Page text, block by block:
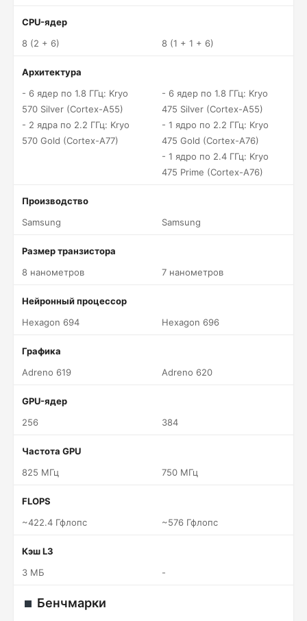
CPU-ядер
8 (2 + 6)
8 (1 + 1 + 6)
Архитектура
- 6 ядер по 1.8 ГГц: Kryo
570 Silver (Cortex-A55)
- 2 ядра по 2.2 ГГц: Kryo
570 Gold (Cortex-A77)
- 6 ядер по 1.8 ГГц: Kryo
475 Silver (Cortex-A55)
- 1 ядро по 2.2 ГГц: Kryo
475 Gold (Cortex-A76)
- 1 ядро по 2.4 ГГц: Kryo
475 Prime (Cortex-A76)
Производство
Samsung
Samsung
Размер транзистора
8 нанометров
7 нанометров
Нейронный процессор
Hexagon 694
Hexagon 696
Графика
Adreno 619
Adreno 620
GPU-ядер
256
384
Частота GPU
825 МГц
750 МГц
FLOPS
~422.4 Гфлопс
~576 Гфлопс
Кэш L3
3 МБ
-
Бенчмарки